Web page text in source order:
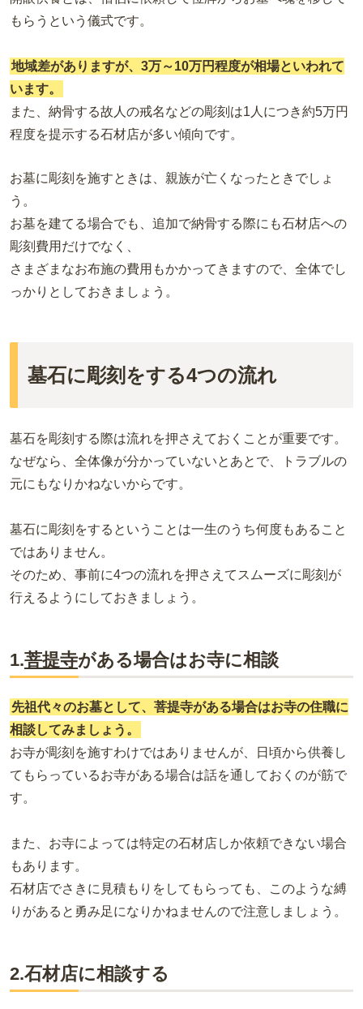
もらうという儀式です。
地域差がありますが、3万～10万円程度が相場といわれて
います。
また、納骨する故人の戒名などの彫刻は1人につき約5万円
程度を提示する石材店が多い傾向です。
お墓に彫刻を施すときは、親族が亡くなったときでしょ
う。
お墓を建てる場合でも、追加で納骨する際にも石材店への
彫刻費用だけでなく、
さまざまなお布施の費用もかかってきますので、全体でし
っかりとしておきましょう。
墓石に彫刻をする4つの流れ
墓石を彫刻する際は流れを押さえておくことが重要です。
なぜなら、全体像が分かっていないとあとで、トラブルの
元にもなりかねないからです。
墓石に彫刻をするということは一生のうち何度もあること
ではありません。
そのため、事前に4つの流れを押さえてスムーズに彫刻が
行えるようにしておきましょう。
1.菩提寺がある場合はお寺に相談
先祖代々のお墓として、菩提寺がある場合はお寺の住職に
相談してみましょう。
お寺が彫刻を施すわけではありませんが、日頃から供養し
てもらっているお寺がある場合は話を通しておくのが筋で
す。
また、お寺によっては特定の石材店しか依頼できない場合
もあります。
石材店でさきに見積もりをしてもらっても、このような縛
りがあると勇み足になりかねませんので注意しましょう。
2.石材店に相談する